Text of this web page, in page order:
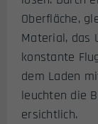
Oberfläche,
Material, das
konstante
dem Laden
leuchten die
ersichtlich.